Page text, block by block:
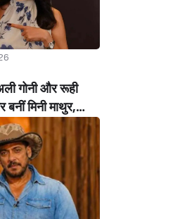
गोनी और रूही
बनीं मिनी माथुर,
और चमचमाती ही
Lifts Trophy
Ruhee Dosani)